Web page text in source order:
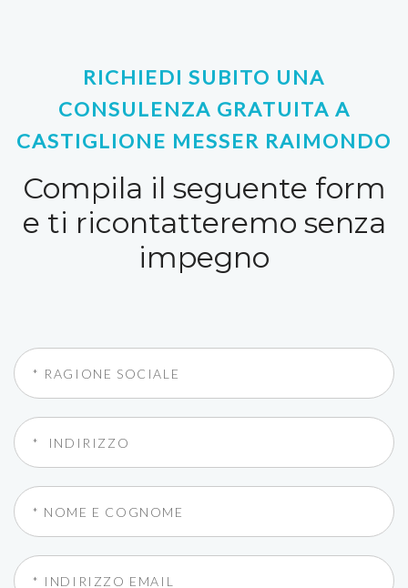
RICHIEDI SUBITO UNA
CONSULENZA GRATUITA A
CASTIGLIONE MESSER RAIMONDO
Compila il seguente form
e ti ricontatteremo senza
impegno